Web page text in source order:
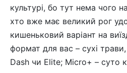
культурі, бо тут нема чого
хто вже має великий рог
кишеньковий варіант на
формат для вас – сухі трави,
Dash чи Elite; Micro+ – суто